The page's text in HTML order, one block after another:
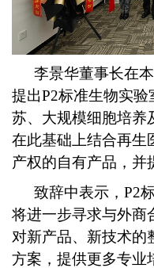
李景华董事长在
提出P2标准生物实
苏、大规模细胞培养
在此基础上结合再生
产权的自有产品，并
致辞中表示，P2
将进一步寻求与外商
对新产品、新技术的
方案，提供更多专业